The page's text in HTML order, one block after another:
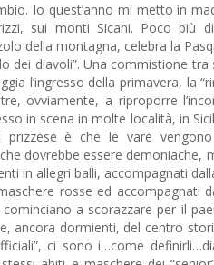
Io quest’anno mi metto in
sui monti Sicani. Poco più
della montagna, celebra la
dei diavoli”. Una commistione tra
l’ingresso della primavera, la
ovviamente, a riproporre
in scena in molte località, in
prizzese è che le vare
dovrebbe essere demoniache,
in allegri balli, accompagnati
rosse ed accompagnati
a scorazzare per il
ancora dormienti, del centro
ci sono i…come